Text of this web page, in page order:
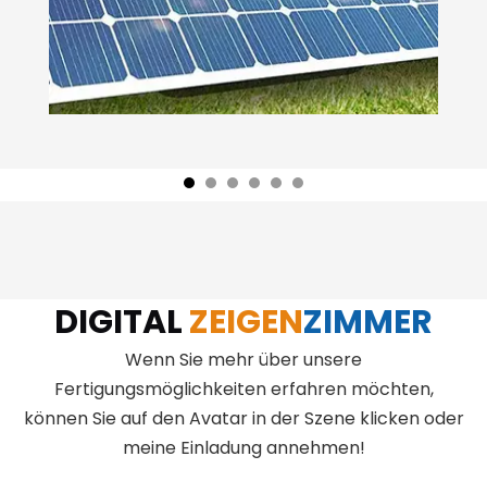
DIGITALZEIGENZIMMER
Wenn Sie mehr über unsere
Fertigungsmöglichkeiten erfahren möchten,
können Sie auf den Avatar in der Szene klicken oder
meine Einladung annehmen!